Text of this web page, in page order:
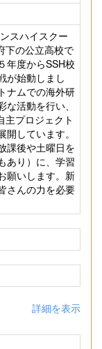
スハイスクー
下の公立高校で
年度からSSH校
が始動しまし
ナムでの海外研
活動を行い、
主プロジェクト
しています。
課後や土曜日を
あり）に、学習
願いします。新
さんの力を必要
詳細を表示